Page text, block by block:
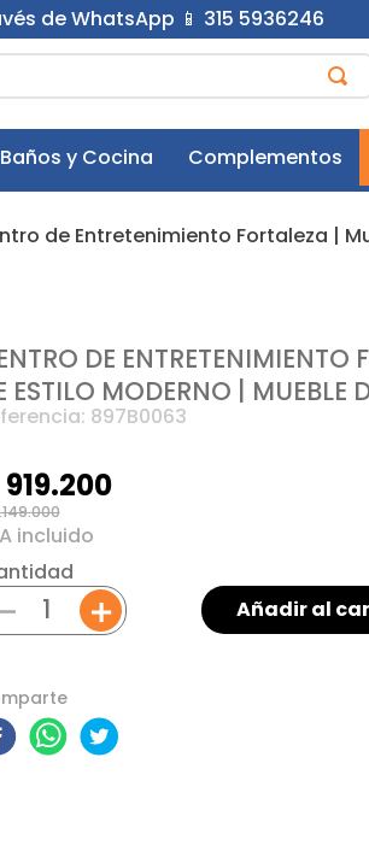
de WhatsApp 📱 315 5936246
Baños y Cocina Complementos
de Entretenimiento Fortaleza |
DE ENTRETENIMIENTO
ESTILO MODERNO | MUEBLE
: 897B0063
149.000
919.200
＋ Añadir al